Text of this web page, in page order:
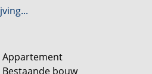
over een praktische
woonkamer, één
grond aanwezig. De
Appartement
Bestaande bouw